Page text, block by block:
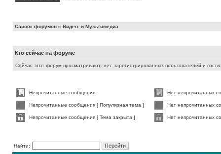
Список форумов » Видео- и Мультимедиа
Кто сейчас на форуме
Сейчас этот форум просматривают: нет зарегистрированных пользователей и
Непрочитанные сообщения Нет непрочитанных
Непрочитанные сообщения [ Популярная тема ] Нет непрочитанных
Непрочитанные сообщения [ Тема закрыта ] Нет непрочитанных
Найти: